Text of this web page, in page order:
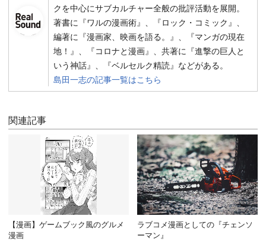
クを中心にサブカルチャー全般の批評活動を展開。
著書に『ワルの漫画術』、『ロック・コミック』、
編著に『漫画家、映画を語る。』、『マンガの現在
地！』、『コロナと漫画』、共著に『進撃の巨人と
いう神話』、『ベルセルク精読』などがある。
島田一志の記事一覧はこちら
関連記事
【漫画】ゲームブック風のグルメ
漫画
ラブコメ漫画としての『チェンソ
ーマン』